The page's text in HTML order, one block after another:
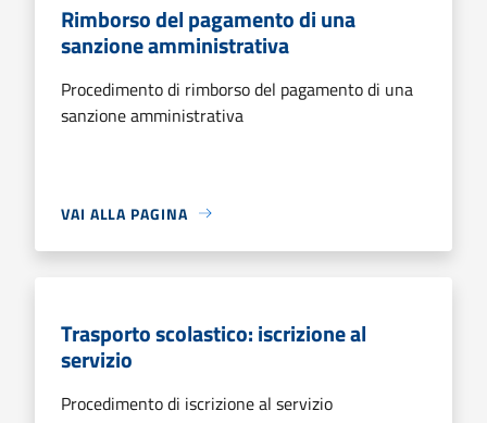
Rimborso del pagamento di una
sanzione amministrativa
Procedimento di rimborso del pagamento di una
sanzione amministrativa
VAI ALLA PAGINA
Trasporto scolastico: iscrizione al
servizio
Procedimento di iscrizione al servizio